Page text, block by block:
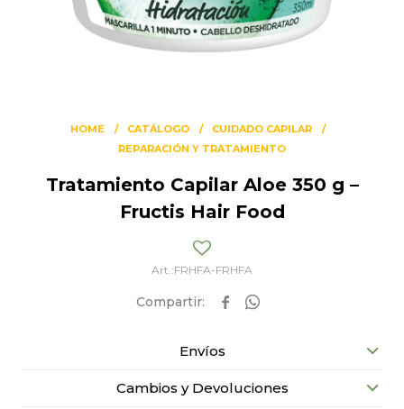
HOME CATÁLOGO
CUIDADO CAPILAR
REPARACIÓN Y TRATAMIENTO
Tratamiento Capilar Aloe 350 g –
Fructis Hair Food
FRHFA-FRHFA
 
Envíos
Cambios y Devoluciones